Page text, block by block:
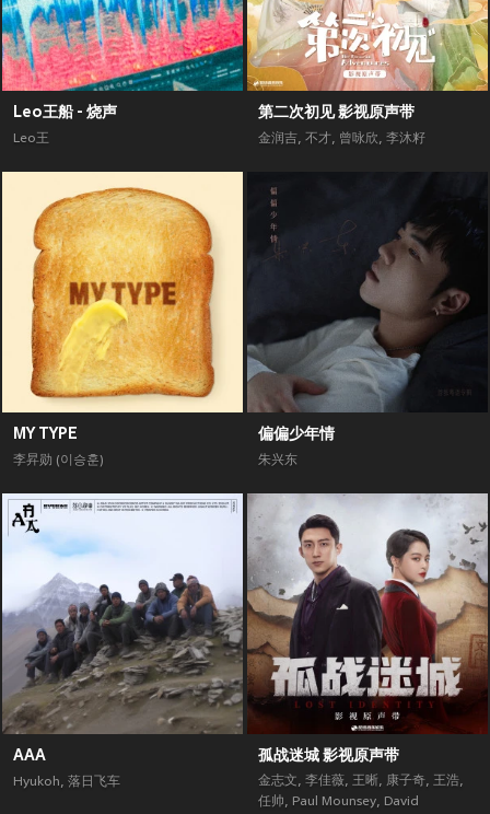
Leo王船 - 烧声
Leo王
第二次初见 影视原声带
金润吉, 不才, 曾咏欣, 李沐籽
MY TYPE
李昇勋 (이승훈)
偏偏少年情
朱兴东
AAA
Hyukoh, 落日飞车
孤战迷城 影视原声带
金志文, 李佳薇, 王晰, 康子奇, 王浩,
任帅, Paul Mounsey, David